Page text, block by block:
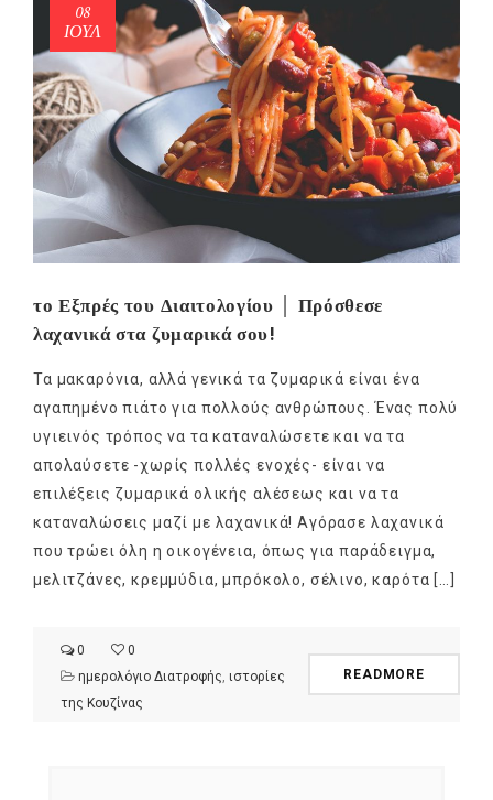
08
ΙΟΎΛ
το Εξπρές του Διαιτολογίου │ Πρόσθεσε
λαχανικά στα ζυμαρικά σου!
Τα μακαρόνια, αλλά γενικά τα ζυμαρικά είναι ένα
αγαπημένο πιάτο για πολλούς ανθρώπους. Ένας πολύ
υγιεινός τρόπος να τα καταναλώσετε και να τα
απολαύσετε -χωρίς πολλές ενοχές- είναι να
επιλέξεις ζυμαρικά ολικής αλέσεως και να τα
καταναλώσεις μαζί με λαχανικά! Αγόρασε λαχανικά
που τρώει όλη η οικογένεια, όπως για παράδειγμα,
μελιτζάνες, κρεμμύδια, μπρόκολο, σέλινο, καρότα […]
0
0
ημερολόγιο Διατροφής ιστορίες
της Κουζίνας
READMORE